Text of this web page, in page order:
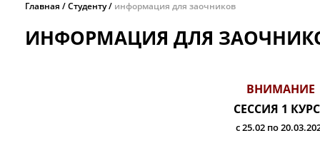
Главная Студенту информация для заочников
ИНФОРМАЦИЯ ДЛЯ
ВНИМАНИЕ
СЕССИЯ 1
с 25.02 по